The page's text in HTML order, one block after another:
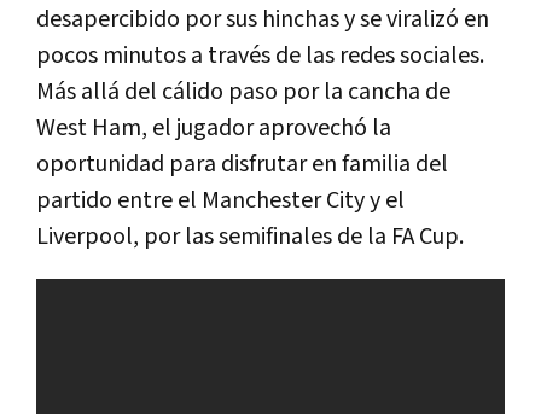
desapercibido por sus hinchas y se viralizó en
pocos minutos a través de las redes sociales.
Más allá del cálido paso por la cancha de
West Ham, el jugador aprovechó la
oportunidad para disfrutar en familia del
partido entre el Manchester City y el
Liverpool, por las semifinales de la FA Cup.